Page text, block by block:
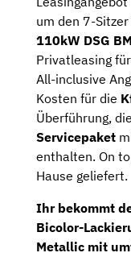
um den 7-Sitzer
110kW DSG
Privatleasing für
All-inclusive
Kosten für die
Überführung,
Servicepaket
enthalten. On
Hause geliefert.
Ihr bekommt
Bicolor-
Metallic mit